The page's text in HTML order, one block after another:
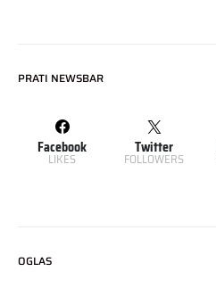
PRATI NEWSBAR
Facebook
LIKES
Twitter
FOLLOWERS
OGLAS